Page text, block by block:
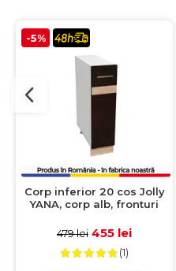
-5%
Corp inferior 20 cos Jolly
YANA, corp alb, fronturi
deschis, 20x50x77 cm
479 lei 455 lei
(1)